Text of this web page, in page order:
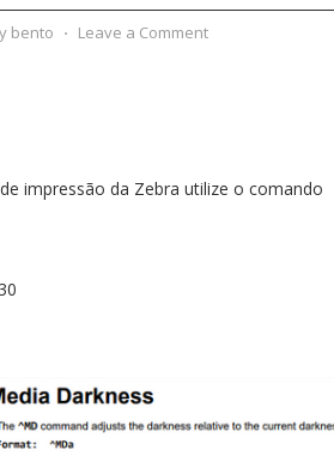
bento ⋅ Leave a Comment
impressão da Zebra utilize o comando